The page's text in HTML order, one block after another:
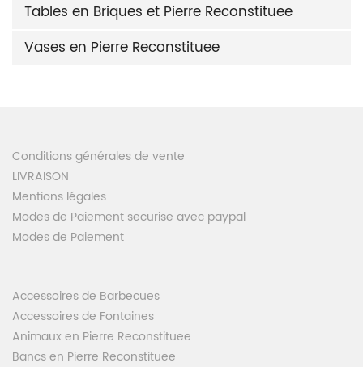
Tables en Briques et Pierre Reconstituee
Vases en Pierre Reconstituee
Conditions générales de vente
LIVRAISON
Mentions légales
Modes de Paiement securise avec paypal
Modes de Paiement
Accessoires de Barbecues
Accessoires de Fontaines
Animaux en Pierre Reconstituee
Bancs en Pierre Reconstituee